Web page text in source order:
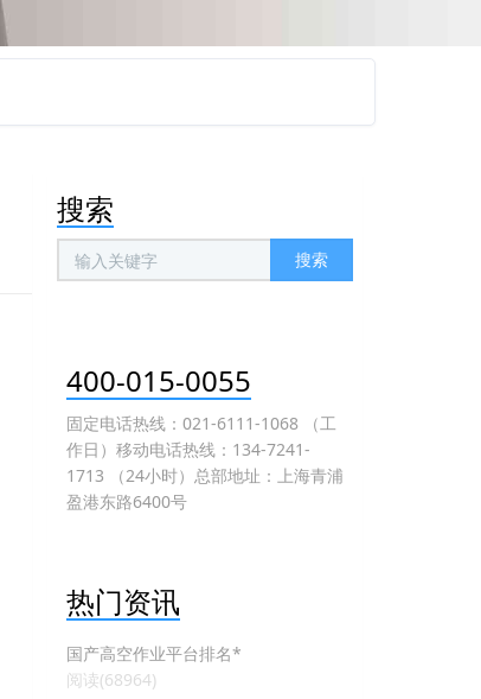
搜索
搜索
400-015-0055
固定电话热线：021-6111-1068 （工
作日）移动电话热线：134-7241-
1713 （24小时）总部地址：上海青浦
盈港东路6400号
热门资讯
国产高空作业平台排名*
阅读(68964)